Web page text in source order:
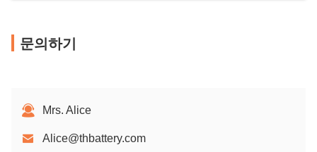
문의하기
Mrs. Alice
Alice@thbattery.com